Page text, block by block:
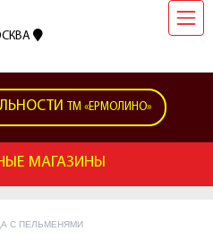
ТМ «ЕРМОЛИНО»
МАГАЗИНЫ
С ПЕЛЬМЕНЯМИ